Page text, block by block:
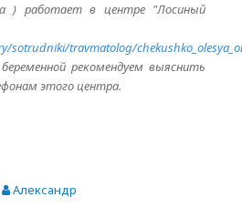
) работает в центре "Лосиный
sotrudniki/travmatolog/
рекомендуем выяснить
этого центра.
Александр